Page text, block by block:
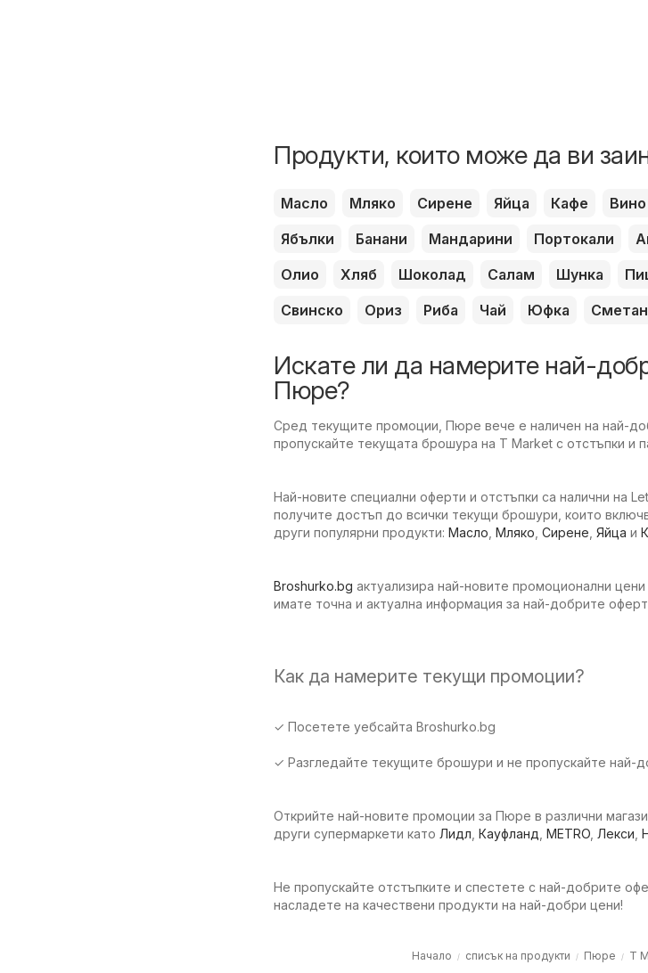
Продукти, които може да ви
Масло Мляко Сирене Яйца Кафе Вино
Ябълки
Банани Мандарини Портокали
Олио
Хляб Шоколад Салам Шунка
Свинско
Ориз Риба Чай Юфка
Искате ли да намерите най-
Пюре?
Сред текущите промоции, Пюре вече е наличен на най-
пропускайте текущата брошура на T Market с отстъпки и
Най-новите специални оферти и отстъпки са налични на
получите достъп до всички текущи брошури, които
други популярни продукти: Масло Мляко Сирене Яйца и
Broshurko.bg актуализира най-новите промоционални
имате точна и актуална информация за най-добрите
Как да намерите текущи промоции?
✓ Посетете уебсайта Broshurko.bg
✓ Разгледайте текущите брошури и не пропускайте най-
Открийте най-новите промоции за Пюре в различни
други супермаркети като Лидл Кауфланд METRO Лекси
Не пропускайте отстъпките и спестете с най-добрите
насладете на качествени продукти на най-добри цени!
Начало списък на продукти Пюре T